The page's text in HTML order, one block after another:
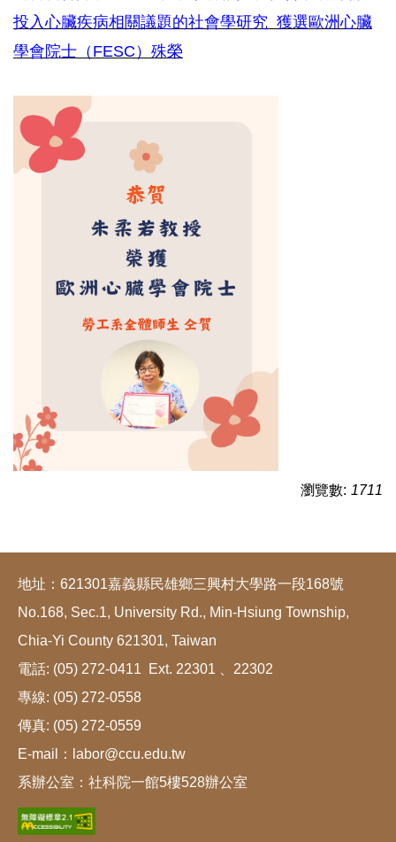
投入心臟疾病相關議題的社會學研究 獲選歐洲心臟
學會院士（FESC）殊榮
瀏覽數: 1711
地址：621301嘉義縣民雄鄉三興村大學路一段168號
No.168, Sec.1, University Rd., Min-Hsiung Township,
Chia-Yi County 621301, Taiwan
電話: (05) 272-0411 Ext. 22301 、22302
專線: (05) 272-0558
傳真: (05) 272-0559
E-mail：labor@ccu.edu.tw
系辦公室：社科院一館5樓528辦公室